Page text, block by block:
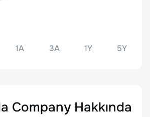
1A 3A 1Y 5Y
Company Hakkında